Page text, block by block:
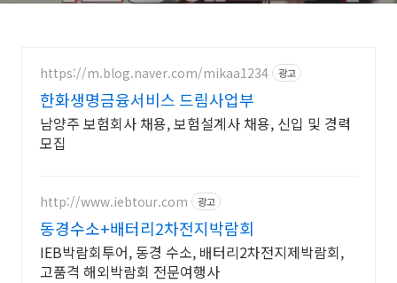
https://m.blog.naver.com/mikaa1234 광고
한화생명금융서비스 드림사업부
남양주 보험회사 채용, 보험설계사 채용, 신입 및 경력
모집
http://www.iebtour.com 광고
동경수소+배터리2차전지박람회
IEB박람회투어, 동경 수소, 배터리2차전지제박람회,
고품격 해외박람회 전문여행사